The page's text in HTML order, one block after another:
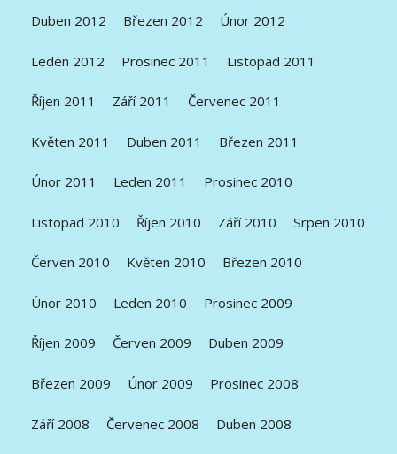
Duben 2012 Březen 2012 Únor 2012
Leden 2012 Prosinec 2011 Listopad 2011
Říjen 2011 Září 2011 Červenec 2011
Květen 2011 Duben 2011 Březen 2011
Únor 2011 Leden 2011 Prosinec 2010
Listopad 2010 Říjen 2010 Září 2010 Srpen 2010
Červen 2010 Květen 2010 Březen 2010
Únor 2010 Leden 2010 Prosinec 2009
Říjen 2009 Červen 2009 Duben 2009
Březen 2009 Únor 2009 Prosinec 2008
Září 2008 Červenec 2008 Duben 2008